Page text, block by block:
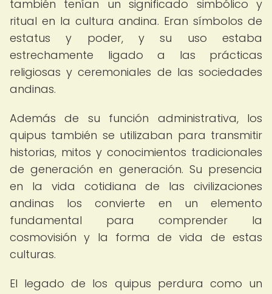
también tenían un significado simbólico y
ritual en la cultura andina. Eran símbolos de
estatus y poder, y su uso estaba
estrechamente ligado a las prácticas
religiosas y ceremoniales de las sociedades
andinas.
Además de su función administrativa, los
quipus también se utilizaban para transmitir
historias, mitos y conocimientos tradicionales
de generación en generación. Su presencia
en la vida cotidiana de las civilizaciones
andinas los convierte en un elemento
fundamental para comprender la
cosmovisión y la forma de vida de estas
culturas.
El legado de los quipus perdura como un